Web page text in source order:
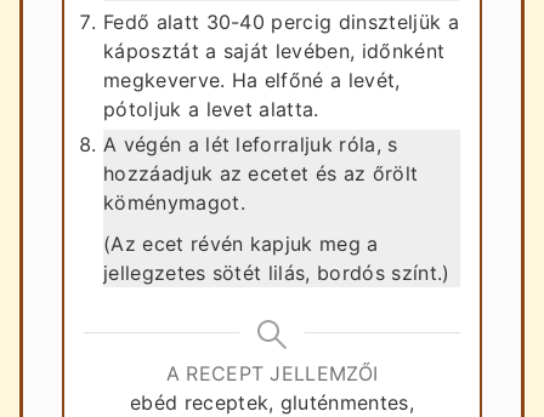
Fedő alatt 30-40 percig dinszteljük a
káposztát a saját levében, időnként
megkeverve. Ha elfőné a levét,
pótoljuk a levet alatta.
A végén a lét leforraljuk róla, s
hozzáadjuk az ecetet és az őrölt
köménymagot.
(Az ecet révén kapjuk meg a
jellegzetes sötét lilás, bordós színt.)
A RECEPT JELLEMZŐI
ebéd receptek, gluténmentes,